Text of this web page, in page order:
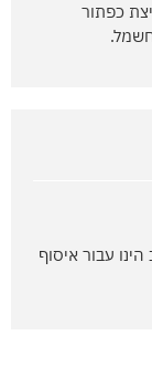
כפתור
עבור איסוף